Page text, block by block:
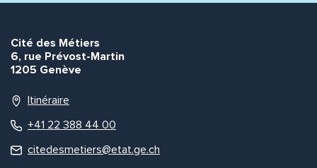
Cité des Métiers
6, rue Prévost-Martin
1205 Genève
Itinéraire
+41 22 388 44 00
citedesmetiers@etat.ge.ch